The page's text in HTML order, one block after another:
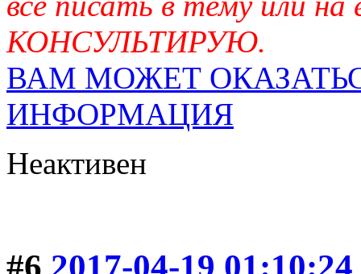
КОНСУЛЬТИРУЮ.
ВАМ МОЖЕТ
ИНФОРМАЦИЯ
Неактивен
#6 2017-04-19 01:10:24